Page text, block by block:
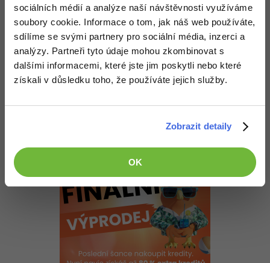
sociálních médií a analýze naší návštěvnosti využíváme
soubory cookie. Informace o tom, jak náš web používáte,
sdílíme se svými partnery pro sociální média, inzerci a
analýzy. Partneři tyto údaje mohou zkombinovat s
dalšími informacemi, které jste jim poskytli nebo které
získali v důsledku toho, že používáte jejich služby.
Zobrazit detaily
OK
Marketing -30%
WordPress
SEO -30%
-25%
Copywriting -30%
MS Office -80%
Google Dokumenty
Adobe Illustrator -80%
Adobe Lightroom -30%
Adobe XD -15%
-80%
Fotografování -80%
Video
Kariéra
Pro firmy
plochy špatně mapuje myš proti souřadnicím. Zkus poklikat okolo
objektu a jestli to kliká vedle, jde o tenhle problém.
Nahoru Odpovědět
+1